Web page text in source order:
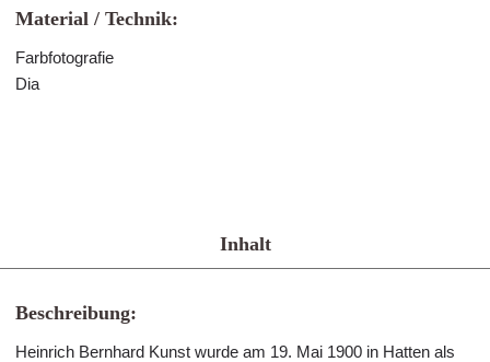
Material / Technik:
Farbfotografie
Dia
Inhalt
Beschreibung:
Heinrich Bernhard Kunst wurde am 19. Mai 1900 in Hatten als